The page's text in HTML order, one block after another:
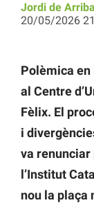
Jordi de Arriba
20/05/2026
Polèmica en
al Centre
Fèlix. El
i
va renunciar
l’Institut
nou la plaça